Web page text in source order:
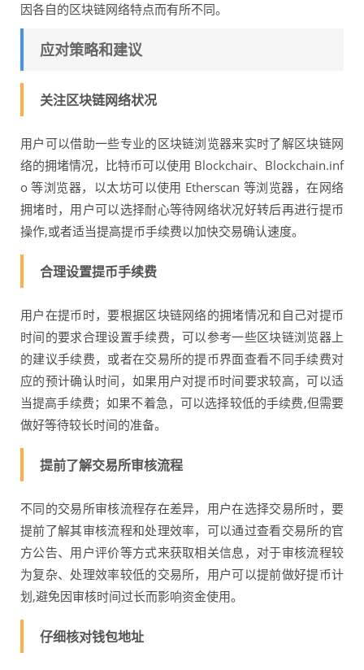
因各自的区块链网络特点而有所不同。
应对策略和建议
关注区块链网络状况
用户可以借助一些专业的区块链浏览器来实时了解区块链网
络的拥堵情况，比特币可以使用 Blockchair、Blockchain.inf
o 等浏览器，以太坊可以使用 Etherscan 等浏览器，在网络
拥堵时，用户可以选择耐心等待网络状况好转后再进行提币
操作,或者适当提高提币手续费以加快交易确认速度。
合理设置提币手续费
用户在提币时，要根据区块链网络的拥堵情况和自己对提币
时间的要求合理设置手续费，可以参考一些区块链浏览器上
的建议手续费，或者在交易所的提币界面查看不同手续费对
应的预计确认时间，如果用户对提币时间要求较高，可以适
当提高手续费；如果不着急，可以选择较低的手续费,但需要
做好等待较长时间的准备。
提前了解交易所审核流程
不同的交易所审核流程存在差异，用户在选择交易所时，要
提前了解其审核流程和处理效率，可以通过查看交易所的官
方公告、用户评价等方式来获取相关信息，对于审核流程较
为复杂、处理效率较低的交易所，用户可以提前做好提币计
划,避免因审核时间过长而影响资金使用。
仔细核对钱包地址